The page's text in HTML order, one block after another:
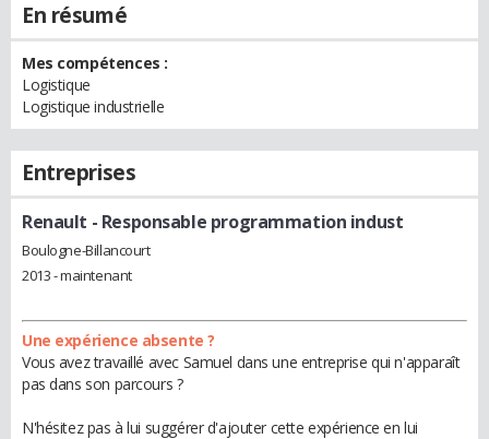
En résumé
Mes compétences :
Logistique
Logistique industrielle
Entreprises
Renault - Responsable programmation indust
Boulogne-Billancourt
2013 - maintenant
Une expérience absente ?
Vous avez travaillé avec Samuel dans une entreprise qui n'apparaît
pas dans son parcours ?
N'hésitez pas à lui suggérer d'ajouter cette expérience en lui